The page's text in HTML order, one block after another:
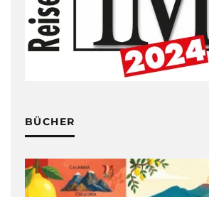
BÜCHER